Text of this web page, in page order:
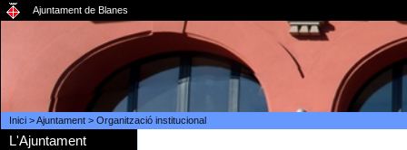
Ajuntament de Blanes
Inici>Ajuntament> Organització institucional
L'Ajuntament